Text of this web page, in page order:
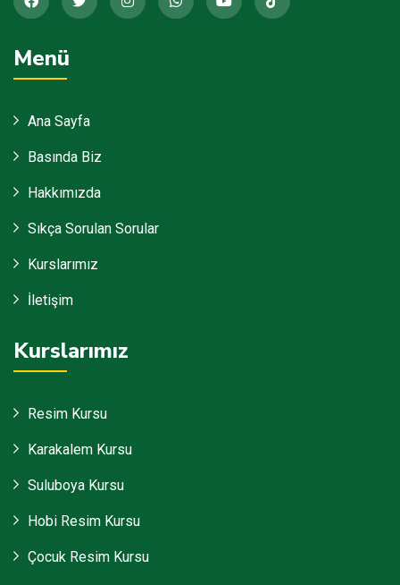
Menü
Ana Sayfa
Basında Biz
Hakkımızda
Sıkça Sorulan Sorular
Kurslarımız
İletişim
Kurslarımız
Resim Kursu
Karakalem Kursu
Suluboya Kursu
Hobi Resim Kursu
Çocuk Resim Kursu